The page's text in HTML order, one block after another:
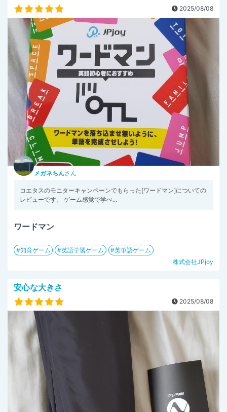
2025/08/08
メガネちんさん
コエタスのモニターキャンペーンでもらった[ワードマン]についての
レビューです。 ゲーム感覚で学べ...
ワードマン
知育ゲーム 英語学習ゲーム
英単語ゲーム
株式会社JPjoy
安心な大きさ
2025/08/08